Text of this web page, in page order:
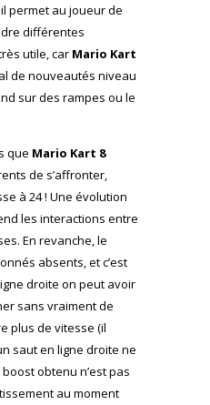
permet au joueur de
différentes
utile, car Mario Kart
de nouveautés niveau
sur des rampes ou le
que Mario Kart 8
de s’affronter,
à 24 ! Une évolution
les interactions entre
En revanche, le
absents, et c’est
droite on peut avoir
sans vraiment de
plus de vitesse (il
saut en ligne droite ne
obtenu n’est pas
au moment